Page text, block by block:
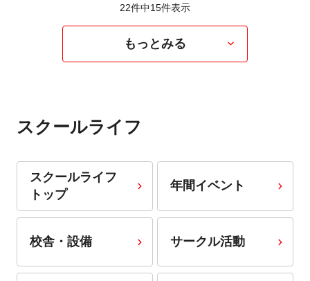
22件中15件表示
もっとみる
スクールライフ
スクールライフ
トップ
年間イベント
校舎・設備 サークル活動